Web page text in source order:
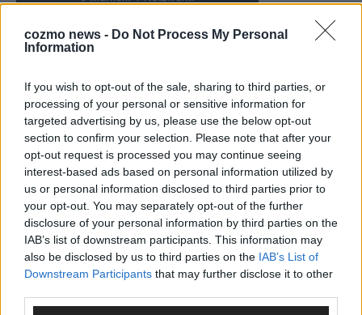
cozmo news - Do Not Process My Personal
Information
If you wish to opt-out of the sale, sharing to third parties, or
processing of your personal or sensitive information for
targeted advertising by us, please use the below opt-out
section to confirm your selection. Please note that after your
opt-out request is processed you may continue seeing
interest-based ads based on personal information utilized by
us or personal information disclosed to third parties prior to
your opt-out. You may separately opt-out of the further
disclosure of your personal information by third parties on the
IAB’s list of downstream participants. This information may
also be disclosed by us to third parties on the IAB’s List of
Downstream Participants that may further disclose it to other
ANZEIGE